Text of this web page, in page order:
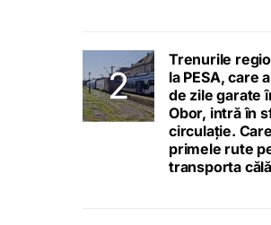
Trenurile
la PESA, care
de zile garate
Obor, intră în
circulație.
primele rute
transporta